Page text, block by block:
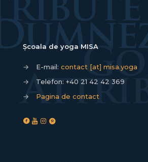
Școala de yoga MISA
→ E-mail: contact [at] misa.yoga
→
Telefon: +40 21 42 42 369
→
Pagina de contact